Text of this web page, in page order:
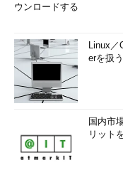
ウンロードする
Linux／
erを扱
国内市
リット